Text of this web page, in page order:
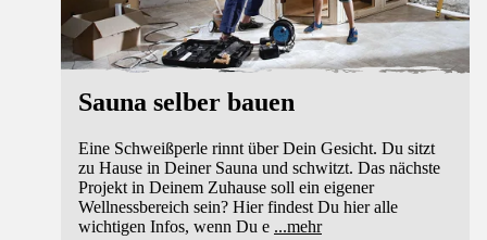
Sauna selber bauen
Eine Schweißperle rinnt über Dein Gesicht. Du sitzt
zu Hause in Deiner Sauna und schwitzt. Das nächste
Projekt in Deinem Zuhause soll ein eigener
Wellnessbereich sein? Hier findest Du hier alle
wichtigen Infos, wenn Du e ...mehr